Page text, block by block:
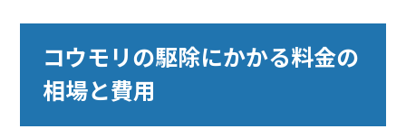
コウモリの駆除にかかる料金の
相場と費用